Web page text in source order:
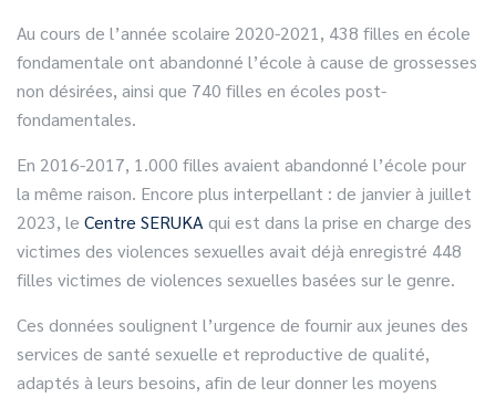
Au cours de l’année scolaire 2020-2021, 438 filles en école
fondamentale ont abandonné l’école à cause de grossesses
non désirées, ainsi que 740 filles en écoles post-
fondamentales.
En 2016-2017, 1.000 filles avaient abandonné l’école pour
la même raison. Encore plus interpellant : de janvier à juillet
2023, le Centre SERUKA qui est dans la prise en charge des
victimes des violences sexuelles avait déjà enregistré 448
filles victimes de violences sexuelles basées sur le genre.
Ces données soulignent l’urgence de fournir aux jeunes des
services de santé sexuelle et reproductive de qualité,
adaptés à leurs besoins, afin de leur donner les moyens